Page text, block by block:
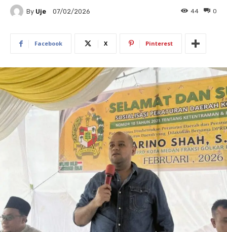
By Uje 07/02/2026 0
44
Facebook X Pinterest